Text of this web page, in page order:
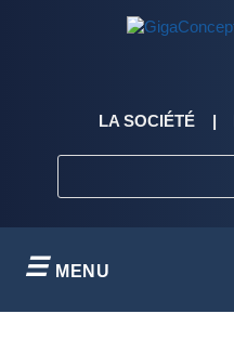
LA SOCIÉTÉ
MENU